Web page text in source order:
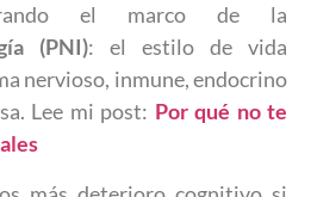
el marco de la
(PNI): el estilo de vida
nervioso, inmune, endocrino
Lee mi post: Por qué no te